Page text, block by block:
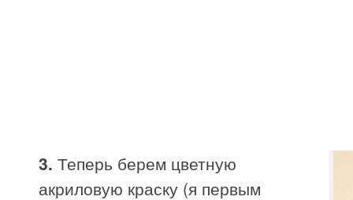
3. Теперь берем цветную
акриловую краску (я первым